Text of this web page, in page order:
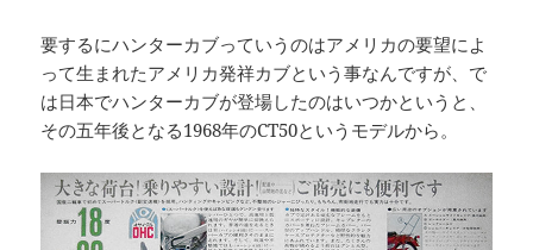
要するにハンターカブっていうのはアメリカの要望によ
って生まれたアメリカ発祥カブという事なんですが、で
は日本でハンターカブが登場したのはいつかというと、
その五年後となる1968年のCT50というモデルから。